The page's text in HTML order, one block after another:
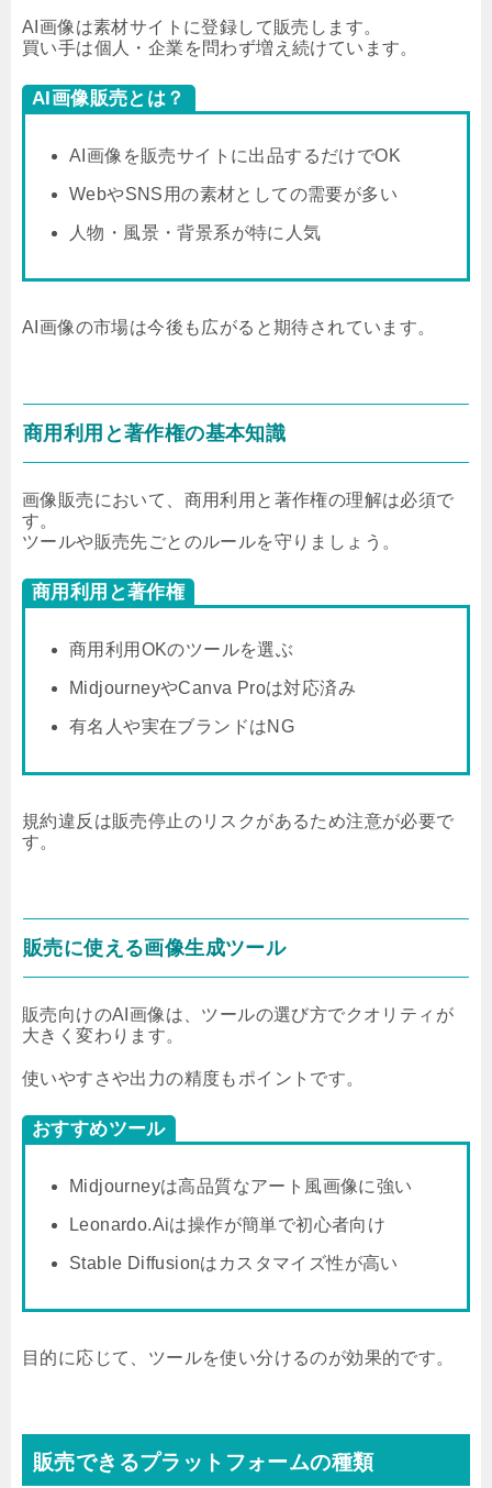
AI画像は素材サイトに登録して販売します。
買い手は個人・企業を問わず増え続けています。
AI画像販売とは？
AI画像を販売サイトに出品するだけでOK
WebやSNS用の素材としての需要が多い
人物・風景・背景系が特に人気
AI画像の市場は今後も広がると期待されています。
商用利用と著作権の基本知識
画像販売において、商用利用と著作権の理解は必須で
す。
ツールや販売先ごとのルールを守りましょう。
商用利用と著作権
商用利用OKのツールを選ぶ
MidjourneyやCanva Proは対応済み
有名人や実在ブランドはNG
規約違反は販売停止のリスクがあるため注意が必要で
す。
販売に使える画像生成ツール
販売向けのAI画像は、ツールの選び方でクオリティが
大きく変わります。
使いやすさや出力の精度もポイントです。
おすすめツール
Midjourneyは高品質なアート風画像に強い
Leonardo.Aiは操作が簡単で初心者向け
Stable Diffusionはカスタマイズ性が高い
目的に応じて、ツールを使い分けるのが効果的です。
販売できるプラットフォームの種類